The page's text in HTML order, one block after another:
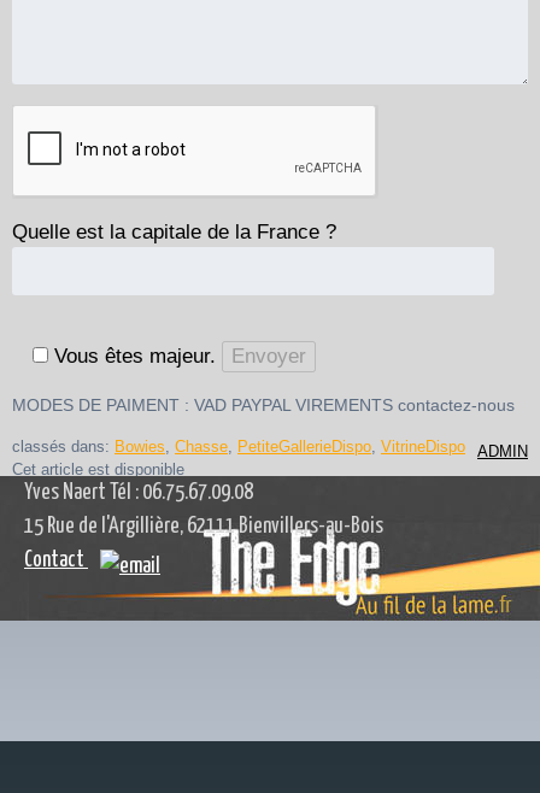
Quelle est la capitale de la France ?
Vous êtes majeur.
MODES DE PAIMENT : VAD PAYPAL VIREMENTS contactez-nous
classés dans: Bowies, Chasse, PetiteGallerieDispo, VitrineDispo
Cet article est disponible
Yves Naert Tél : 06.75.67.09.08
15 Rue de l'Argillière, 62111 Bienvillers-au-Bois
Contact
ADMIN